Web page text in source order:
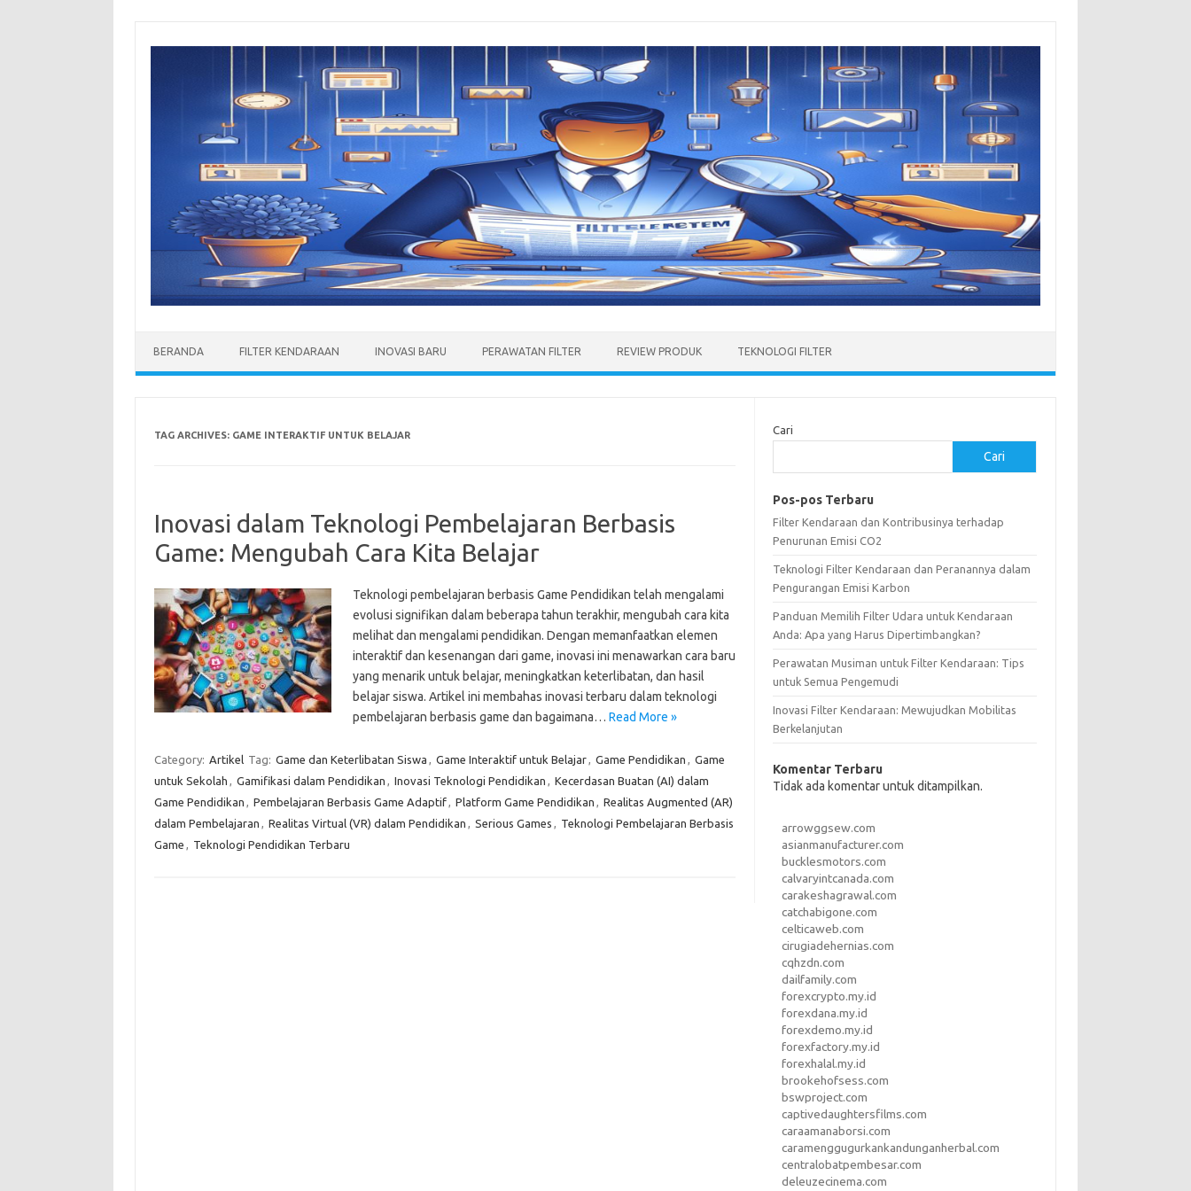
BERANDA FILTER KENDARAAN INOVASI BARU PERAWATAN FILTER REVIEW PRODUK TEKNOLOGI FILTER
TAG ARCHIVES: GAME INTERAKTIF UNTUK BELAJAR
Inovasi dalam Teknologi Pembelajaran Berbasis
Game: Mengubah Cara Kita Belajar
Teknologi pembelajaran berbasis Game Pendidikan telah mengalami
evolusi signifikan dalam beberapa tahun terakhir, mengubah cara kita
melihat dan mengalami pendidikan. Dengan memanfaatkan elemen
interaktif dan kesenangan dari game, inovasi ini menawarkan cara baru
yang menarik untuk belajar, meningkatkan keterlibatan, dan hasil
belajar siswa. Artikel ini membahas inovasi terbaru dalam teknologi
pembelajaran berbasis game dan bagaimana… Read More »
Category: Artikel Tag: Game dan Keterlibatan Siswa , Game Interaktif untuk Belajar, Game Pendidikan , Game
untuk Sekolah , Gamifikasi dalam Pendidikan , Inovasi Teknologi Pendidikan , Kecerdasan Buatan (AI) dalam
Game Pendidikan , Pembelajaran Berbasis Game Adaptif, Platform Game Pendidikan , Realitas Augmented (AR)
dalam Pembelajaran , Realitas Virtual (VR) dalam Pendidikan , Serious Games , Teknologi Pembelajaran Berbasis
Game , Teknologi Pendidikan Terbaru
Cari
Cari
Pos-pos Terbaru
Filter Kendaraan dan Kontribusinya terhadap
Penurunan Emisi CO2
Teknologi Filter Kendaraan dan Peranannya dalam
Pengurangan Emisi Karbon
Panduan Memilih Filter Udara untuk Kendaraan
Anda: Apa yang Harus Dipertimbangkan?
Perawatan Musiman untuk Filter Kendaraan: Tips
untuk Semua Pengemudi
Inovasi Filter Kendaraan: Mewujudkan Mobilitas
Berkelanjutan
Komentar Terbaru
Tidak ada komentar untuk ditampilkan.
arrowggsew.com
asianmanufacturer.com
bucklesmotors.com
calvaryintcanada.com
carakeshagrawal.com
catchabigone.com
celticaweb.com
cirugiadehernias.com
cqhzdn.com
dailfamily.com
forexcrypto.my.id
forexdana.my.id
forexdemo.my.id
forexfactory.my.id
forexhalal.my.id
brookehofsess.com
bswproject.com
captivedaughtersfilms.com
caraamanaborsi.com
caramenggugurkankandunganherbal.com
centralobatpembesar.com
deleuzecinema.com